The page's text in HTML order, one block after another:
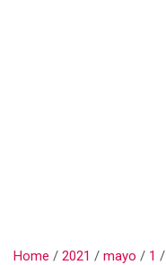
Home 2021 mayo
1